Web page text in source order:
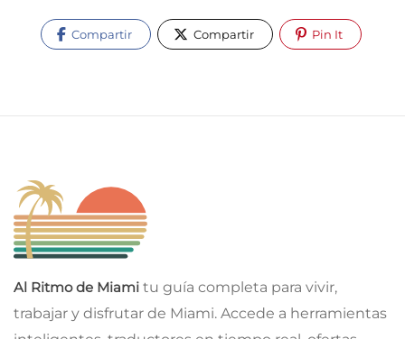
Compartir Compartir Pin It
Al Ritmo de Miami tu guía completa para vivir,
trabajar y disfrutar de Miami. Accede a herramientas